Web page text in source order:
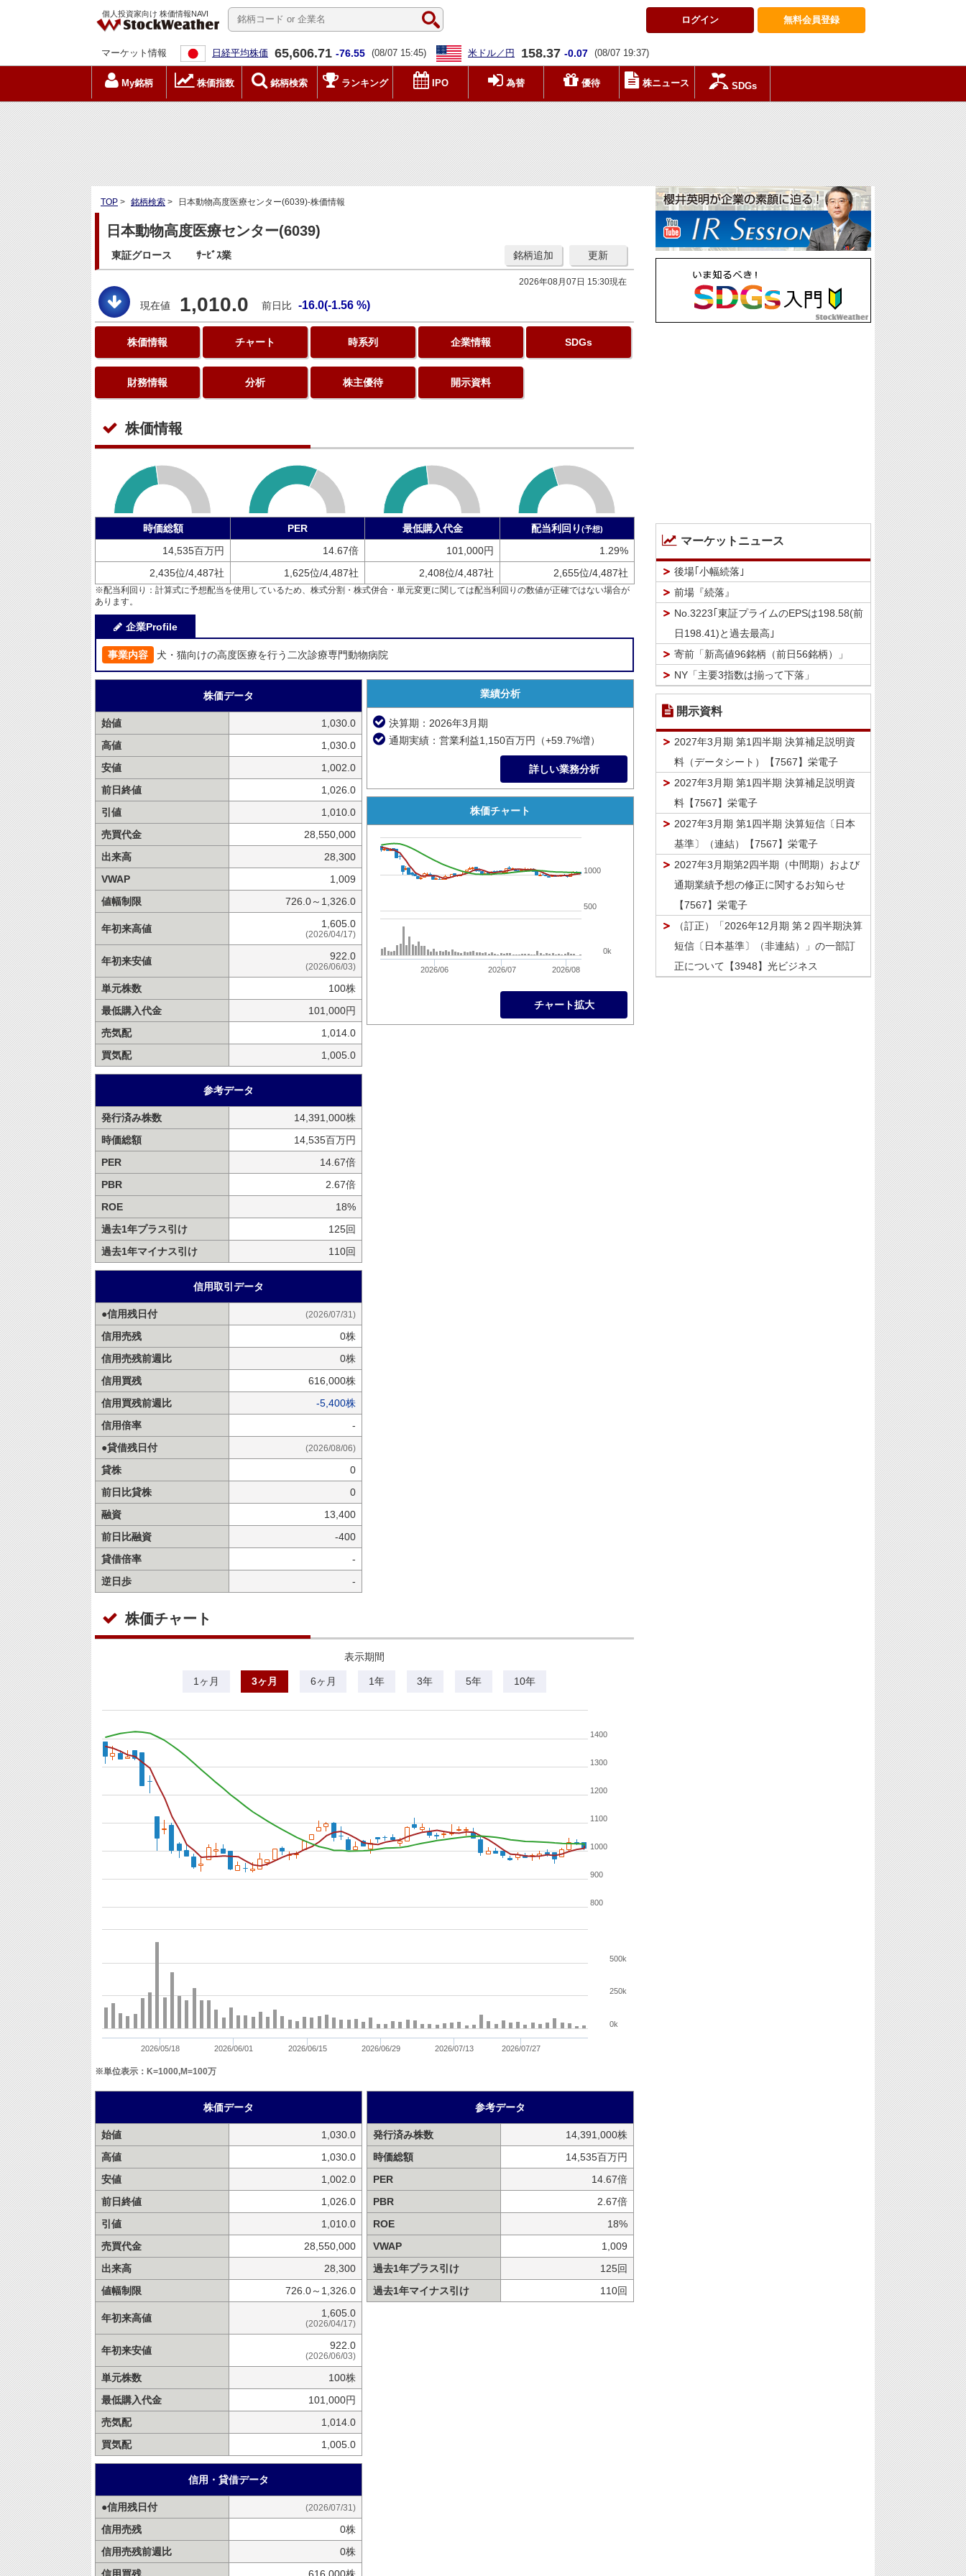
個人投資家向け 株価情報NAVI
無料会員登録
ログイン
マーケット情報 日経平均株価 65,606.71 -76.55 (08/07 15:45) 米ドル／円 158.37 -0.07 (08/07 19:37)
My銘柄 株価指数 銘柄検索 ランキング IPO 為替 優待 株ニュース SDGs
TOP > 銘柄検索 > 日本動物高度医療センター(6039)-株価情報
日本動物高度医療センター(6039)
東証グロース ｻｰﾋﾞｽ業 更新
銘柄追加
2026年08月07日 15:30現在
現在値 1,010.0 前日比 -16.0(-1.56 %)
株価情報 チャート 時系列 企業情報 SDGs
財務情報 分析 株主優待 開示資料
株価情報
時価総額
PER
14,535百万円
14.67倍
2,435位/4,487社
1,625位/4,487社
最低購入代金 配当利回り (予想)
101,000円
1.29%
2,408位/4,487社
2,655位/4,487社
※配当利回り：計算式に予想配当を使用しているため、株式分割・株式併合・単元変更に関しては配当利回りの数値が正確ではない場合が
あります。
企業Profile
事業内容 犬・猫向けの高度医療を行う二次診療専門動物病院
株価データ
始値
1,030.0
高値
1,030.0
安値
1,002.0
前日終値
1,026.0
引値
1,010.0
売買代金
28,550,000
出来高
28,300
VWAP
1,009
値幅制限
726.0～1,326.0
年初来高値 1,605.0
(2026/04/17)
年初来安値 922.0
(2026/06/03)
単元株数
100株
最低購入代金
101,000円
売気配
1,014.0
買気配
1,005.0
参考データ
発行済み株数
14,391,000株
時価総額
14,535百万円
PER
14.67倍
PBR
2.67倍
ROE
18%
過去1年プラス引け
125回
過去1年マイナス引け
110回
信用取引データ
●信用残日付 (2026/07/31)
信用売残
0株
信用売残前週比
0株
信用買残
616,000株
信用買残前週比
-5,400株
信用倍率
-
●貸借残日付
(2026/08/06)
貸株
0
前日比貸株
0
融資
13,400
前日比融資
-400
貸借倍率
-
逆日歩
-
業績分析
決算期：2026年3月期
通期実績：営業利益1,150百万円（+59.7%増）
詳しい業務分析
株価チャート
2026/06 2026/07 2026/08
500
1000
0k
チャート拡大
株価チャート
表示期間
1ヶ月 3ヶ月 6ヶ月 1年 3年 5年 10年
2026/05/18 2026/06/01 2026/06/15 2026/06/29 2026/07/13 2026/07/27
800
900
1000
1100
1200
1300
1400
0k
250k
500k
※単位表示：K=1000,M=100万
株価データ
始値
1,030.0
高値
1,030.0
安値
1,002.0
前日終値
1,026.0
引値
1,010.0
売買代金
28,550,000
出来高
28,300
値幅制限
726.0～1,326.0
年初来高値 1,605.0
(2026/04/17)
年初来安値 922.0
(2026/06/03)
単元株数
100株
最低購入代金
101,000円
売気配
1,014.0
買気配
1,005.0
信用・貸借データ
●信用残日付 (2026/07/31)
信用売残
0株
信用売残前週比
0株
信用買残
616,000株
参考データ
発行済み株数
14,391,000株
時価総額
14,535百万円
PER
14.67倍
PBR
2.67倍
ROE
18%
VWAP
1,009
過去1年プラス引け
125回
過去1年マイナス引け
110回
マーケットニュース
後場｢小幅続落｣
前場『続落』
No.3223｢東証プライムのEPSは198.58(前
日198.41)と過去最高｣
寄前「新高値96銘柄（前日56銘柄）」
NY「主要3指数は揃って下落」
開示資料
2027年3月期 第1四半期 決算補足説明資
料（データシート）【7567】栄電子
2027年3月期 第1四半期 決算補足説明資
料【7567】栄電子
2027年3月期 第1四半期 決算短信〔日本
基準〕（連結）【7567】栄電子
2027年3月期第2四半期（中間期）および
通期業績予想の修正に関するお知らせ
【7567】栄電子
（訂正）「2026年12月期 第２四半期決算
短信〔日本基準〕（非連結）」の一部訂
正について【3948】光ビジネス